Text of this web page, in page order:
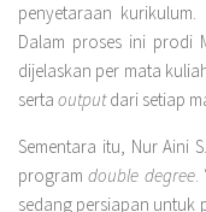
penyetaraan kurikulum.
Dalam proses ini prodi
dijelaskan per mata
serta outputdari setiap
Sementara itu, Nur Aini
programdouble degree.
sedang persiapan untuk